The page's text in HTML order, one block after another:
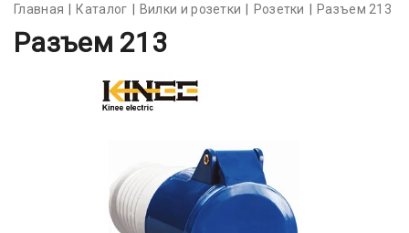
Главная Каталог Вилки и розетки Розетки Разъем 213
Разъем 213